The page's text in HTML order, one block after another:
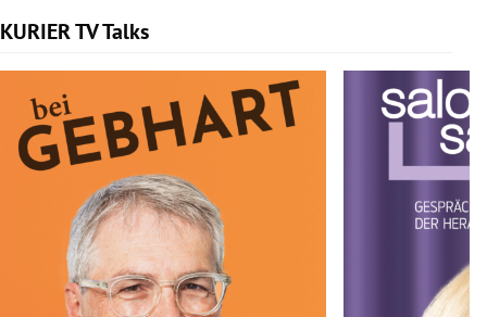
KURIER TV Talks
Slide 1 von 6